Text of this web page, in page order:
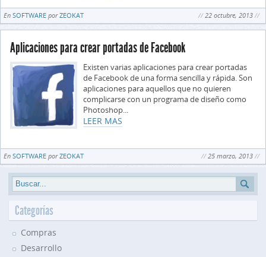
En SOFTWARE porZEOKAT 22 octubre, 2013
Aplicaciones para crear portadas de Facebook
Existen varias aplicaciones para crear portadas
de Facebook de una forma sencilla y rápida. Son
aplicaciones para aquellos que no quieren
complicarse con un programa de diseño como
Photoshop...
LEER MAS
En SOFTWARE porZEOKAT 25 marzo, 2013
Categorías
Compras
Desarrollo